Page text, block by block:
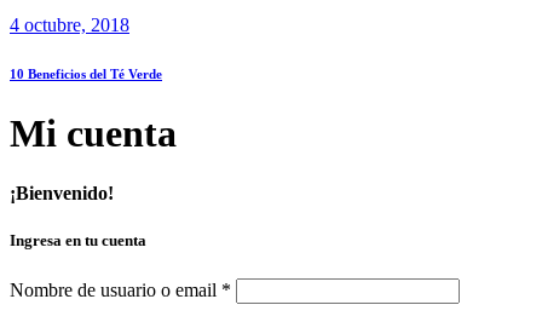
4 octubre, 2018
10 Beneficios del Té Verde
Mi cuenta
¡Bienvenido!
Ingresa en tu cuenta
Nombre de usuario o email *